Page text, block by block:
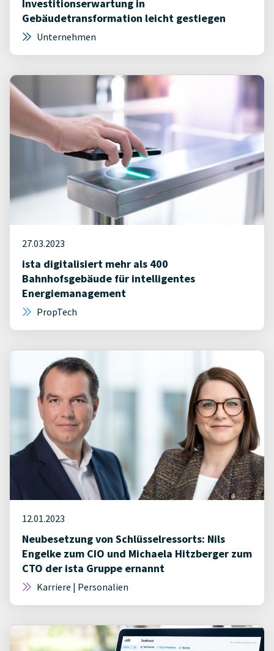
Investitionserwartung in
Gebäudetransformation leicht gestiegen
Unternehmen
27.03.2023
ista digitalisiert mehr als 400
Bahnhofsgebäude für intelligentes
Energiemanagement
PropTech
12.01.2023
Neubesetzung von Schlüsselressorts: Nils
Engelke zum CIO und Michaela Hitzberger zum
CTO der ista Gruppe ernannt
Karriere | Personalien